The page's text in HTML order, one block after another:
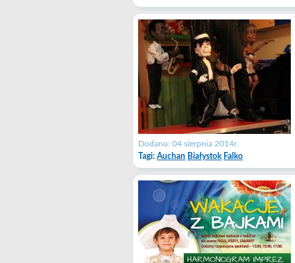
Dodano: 04 sierpnia 2014r.
Tagi: Auchan Białystok Falko